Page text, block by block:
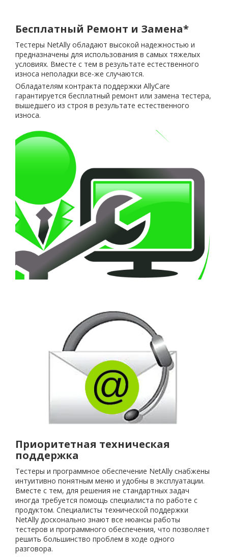
Бесплатный Ремонт и Замена*
Тестеры NetAlly обладают высокой надежностью и
предназначены для использования в самых тяжелых
условиях. Вместе с тем в результате естественного
износа неполадки все-же случаются.
Обладателям контракта поддержки AllyCare
гарантируется бесплатный ремонт или замена тестера,
вышедшего из строя в результате естественного
износа.
Приоритетная техническая
поддержка
Тестеры и программное обеспечение NetAlly снабжены
интуитивно понятным меню и удобны в эксплуатации.
Вместе с тем, для решения не стандартных задач
иногда требуется помощь специалиста по работе с
продуктом. Специалисты технической поддержки
NetAlly досконально знают все нюансы работы
тестеров и программного обеспечения, что позволяет
решить большинство проблем в ходе одного
разговора.